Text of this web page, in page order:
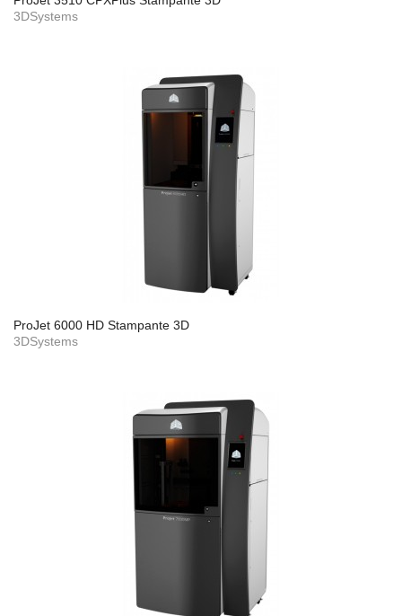
3DSystems
ProJet 6000 HD Stampante 3D
3DSystems